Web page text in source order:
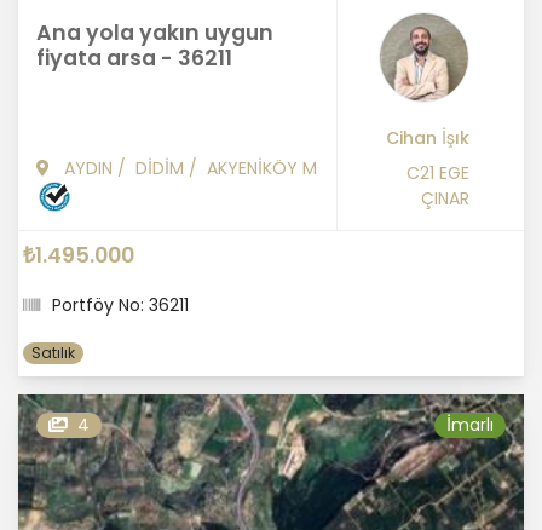
Ana yola yakın uygun
fiyata arsa - 36211
AYDIN / DİDİM / AKYENİKÖY M
Cihan İşık
C21 EGE
ÇINAR
₺1.495.000
Portföy No: 36211
Satılık
4 İmarlı